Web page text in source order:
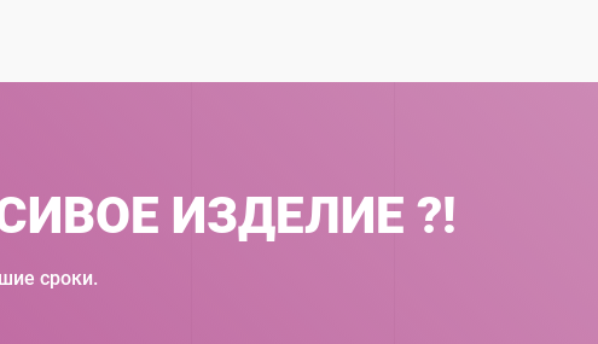
ИЗДЕЛИЕ ?!
сроки.